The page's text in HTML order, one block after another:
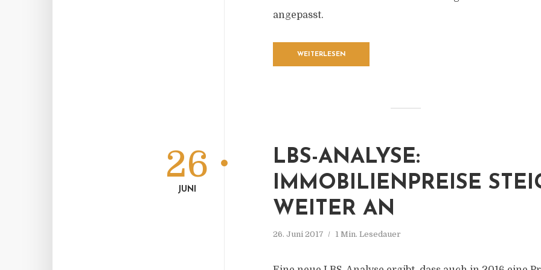
angepasst.
WEITERLESEN
LBS-ANALYSE:
IMMOBILIENPREISE
WEITER AN
26. Juni 2017 1 Min. Lesedauer
26
JUNI